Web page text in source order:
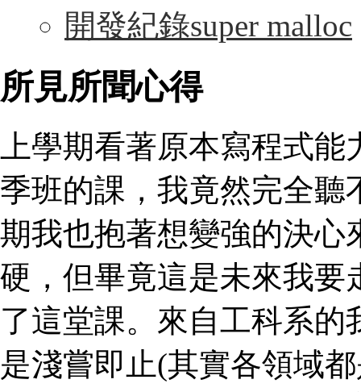
開發紀錄super malloc
所見所聞心得
上學期看著原本寫程式
季班的課，我竟然完全聽
期我也抱著想變強的決心
硬，但畢竟這是未來我要
了這堂課。來自工科系
是淺嘗即止(其實各領域